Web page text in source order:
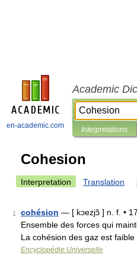
en-academic.com
Academic
Interpretations
Cohesion
Interpretation Translation
1 cohésion — [ kɔezjɔ̃ ] n. f. •
Ensemble des forces qui
La cohésion des gaz est
Encyclopédie Universelle